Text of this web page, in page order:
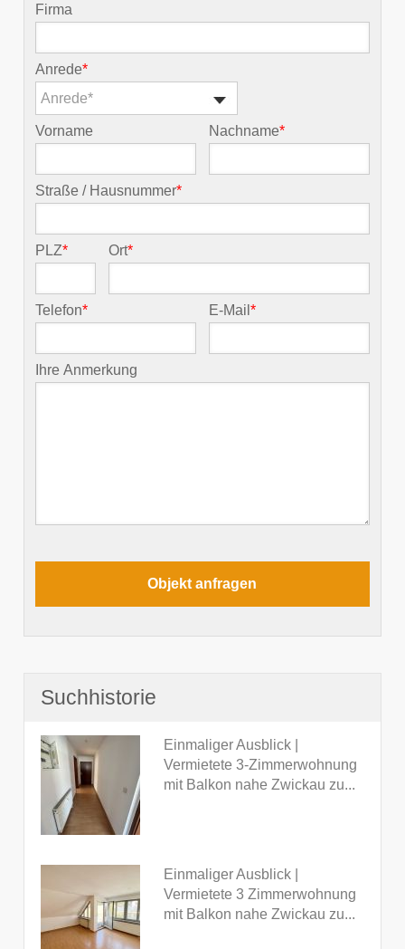
Firma
Anrede*
Anrede*
Vorname Nachname*
Straße / Hausnummer*
PLZ* Ort*
Telefon* E-Mail*
Ihre Anmerkung
Suchhistorie
Einmaliger Ausblick |
Vermietete 3-Zimmerwohnung
mit Balkon nahe Zwickau zu...
Einmaliger Ausblick |
Vermietete 3 Zimmerwohnung
mit Balkon nahe Zwickau zu...